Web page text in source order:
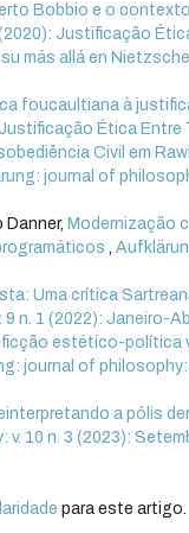
Bobbio e o
Justificação
más allá en
foucaultiana à
Ética Entre
Civil em
journal of
Danner, Modernização
,
Uma crítica
n. 1 (2022): Janeiro-
estético-política
journal of
a pólis
10 n. 3 (2023):
para este artigo.